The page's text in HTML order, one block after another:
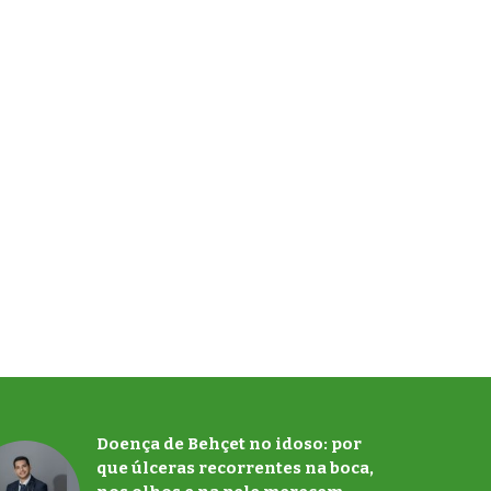
Doença de Behçet no idoso: por
que úlceras recorrentes na boca,